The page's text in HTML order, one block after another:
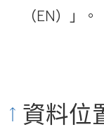
（EN）」。
資料位